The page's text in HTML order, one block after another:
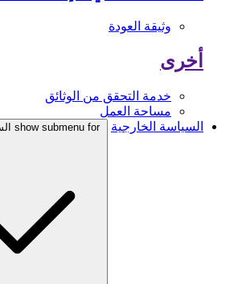
وثيقة العودة
أخرى
خدمة التحقق من الوثائق
مساحة العمل
السياسة الخارجية
show submenu for السياسة الخارجية